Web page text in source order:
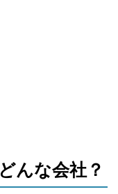
んな会社？